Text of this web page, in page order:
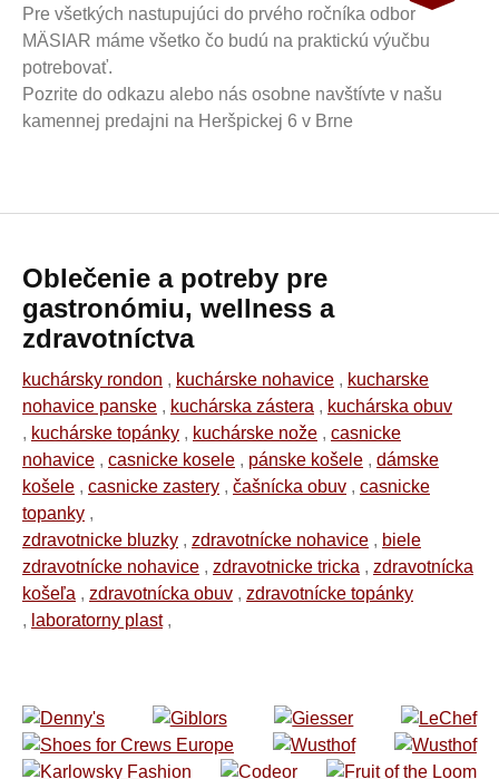
Pre všetkých nastupujúci do prvého ročníka odbor
MÄSIAR máme všetko čo budú na praktickú výučbu
potrebovať.
Pozrite do odkazu alebo nás osobne navštívte v našu
kamennej predajni na Heršpickej 6 v Brne
Oblečenie a potreby pre
gastronómiu, wellness a
zdravotníctva
kuchársky rondon , kuchárske nohavice , kucharske
nohavice panske , kuchárska zástera , kuchárska obuv
, kuchárske topánky , kuchárske nože , casnicke
nohavice , casnicke kosele , pánske košele , dámske
košele , casnicke zastery , čašnícka obuv , casnicke
topanky ,
zdravotnicke bluzky , zdravotnícke nohavice , biele
zdravotnícke nohavice , zdravotnicke tricka , zdravotnícka
košeľa , zdravotnícka obuv , zdravotnícke topánky
, laboratorny plast,